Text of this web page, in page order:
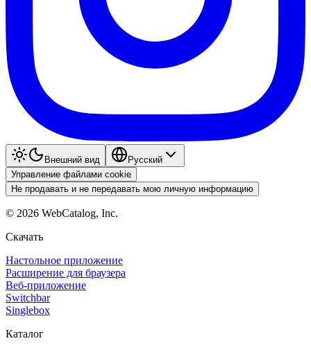
Внешний вид
Pyccкий
Управление файлами cookie
Не продавать и не передавать мою личную информацию
© 2026 WebCatalog, Inc.
Скачать
Настольное приложение
Расширение для браузера
Веб-приложение
Switchbar
Singlebox
Каталог